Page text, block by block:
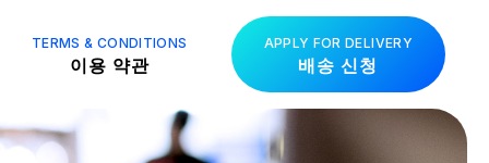
TERMS & CONDITIONS
이용 약관
APPLY FOR DELIVERY
배송 신청